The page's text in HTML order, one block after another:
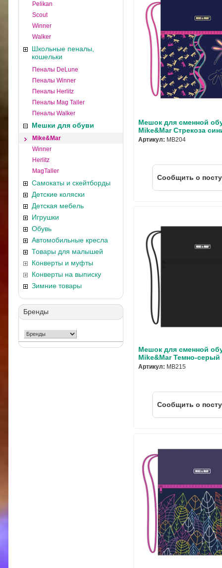
Pelikan
Scout
Winner
Walker
Школьные пеналы,
кошельки
Пеналы DeLune
Пеналы Winner
Пеналы Herlitz
Пеналы Mag Taller
Пеналы Walker
Мешки для обуви
Mike&Mar
Winner
Herlitz
MagTaller
Самокаты и скейтборды
Детские коляски
Детская мебель
Игрушки
Обувь
Автомобильные кресла
Товары для малышей
Конверты и муфты
Конверты на выписку
Зимние товары
Бренды
Мешок для сменной
Mike&Mar Стрекоза
Артикул: MB204
Cообщить о
Мешок для сменной
Mike&Mar Темно-серый
Артикул: MB215
Cообщить о